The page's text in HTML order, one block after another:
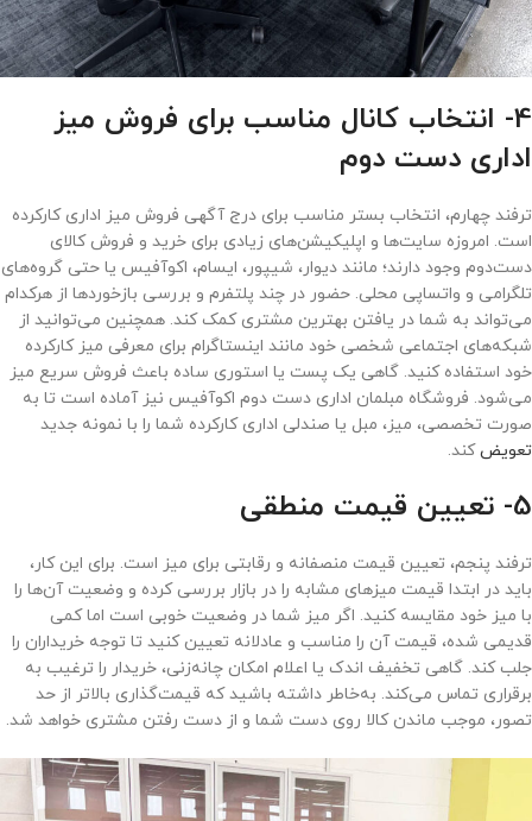
4- انتخاب کانال مناسب برای فروش میز
اداری دست دوم
ترفند چهارم، انتخاب بستر مناسب برای درج آگهی فروش میز اداری کارکرده
است. امروزه سایت‌ها و اپلیکیشن‌های زیادی برای خرید و فروش کالای
دست‌دوم وجود دارند؛ مانند دیوار، شیپور، ایسام، اکوآفیس یا حتی گروه‌های
تلگرامی و واتساپی محلی. حضور در چند پلتفرم و بررسی بازخوردها از هرکدام
می‌تواند به شما در یافتن بهترین مشتری کمک کند. همچنین می‌توانید از
شبکه‌های اجتماعی شخصی خود مانند اینستاگرام برای معرفی میز کارکرده
خود استفاده کنید. گاهی یک پست یا استوری ساده باعث فروش سریع میز
می‌شود. فروشگاه مبلمان اداری دست دوم اکوآفیس نیز آماده است تا به
صورت تخصصی، میز، مبل یا صندلی اداری کارکرده شما را با نمونه جدید
تعویضکند.
5- تعیین قیمت منطقی
ترفند پنجم، تعیین قیمت منصفانه و رقابتی برای میز است. برای این کار،
باید در ابتدا قیمت میزهای مشابه را در بازار بررسی کرده و وضعیت آن‌ها را
با میز خود مقایسه کنید. اگر میز شما در وضعیت خوبی است اما کمی
قدیمی شده، قیمت آن را مناسب و عادلانه تعیین کنید تا توجه خریداران را
جلب کند. گاهی تخفیف اندک یا اعلام امکان چانه‌زنی، خریدار را ترغیب به
برقراری تماس می‌کند. به‌خاطر داشته باشید که قیمت‌گذاری بالاتر از حد
تصور، موجب ماندن کالا روی دست شما و از دست رفتن مشتری خواهد شد.